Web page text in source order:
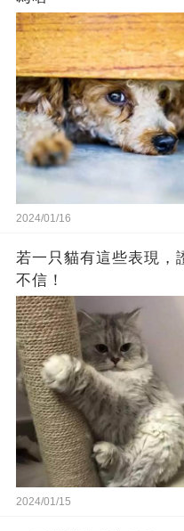
2024/01/16
若一只貓有這些表現，
不信！
2024/01/15